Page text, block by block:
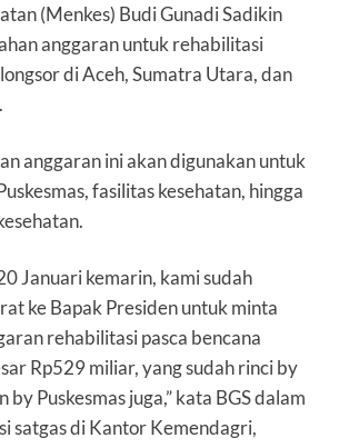
(Menkes) Budi Gunadi Sadikin
anggaran untuk rehabilitasi
di Aceh, Sumatra Utara, dan
anggaran ini akan digunakan untuk
fasilitas kesehatan, hingga
Januari kemarin, kami sudah
ke Bapak Presiden untuk minta
rehabilitasi pasca bencana
Rp529 miliar, yang sudah rinci by
by Puskesmas juga,” kata BGS dalam
satgas di Kantor Kemendagri,